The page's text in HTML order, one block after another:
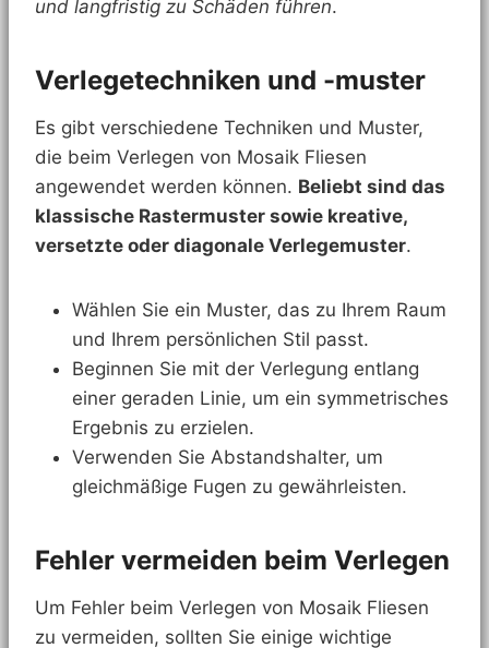
und langfristig zu Schäden führen.
Verlegetechniken und -muster
Es gibt verschiedene Techniken und Muster,
die beim Verlegen von Mosaik Fliesen
angewendet werden können. Beliebt sind das
klassische Rastermuster sowie kreative,
versetzte oder diagonale Verlegemuster.
Wählen Sie ein Muster, das zu Ihrem Raum
und Ihrem persönlichen Stil passt.
Beginnen Sie mit der Verlegung entlang
einer geraden Linie, um ein symmetrisches
Ergebnis zu erzielen.
Verwenden Sie Abstandshalter, um
gleichmäßige Fugen zu gewährleisten.
Fehler vermeiden beim Verlegen
Um Fehler beim Verlegen von Mosaik Fliesen
zu vermeiden, sollten Sie einige wichtige